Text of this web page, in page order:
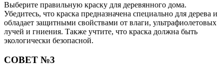
Выберите правильную краску для деревянного дома.
Убедитесь, что краска предназначена специально для дерева и
обладает защитными свойствами от влаги, ультрафиолетовых
лучей и гниения. Также учтите, что краска должна быть
экологически безопасной.
СОВЕТ №3